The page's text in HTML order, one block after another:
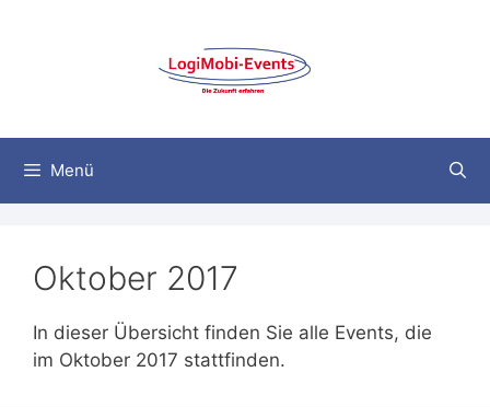
Menü
Oktober 2017
In dieser Übersicht finden Sie alle Events, die
im Oktober 2017 stattfinden.